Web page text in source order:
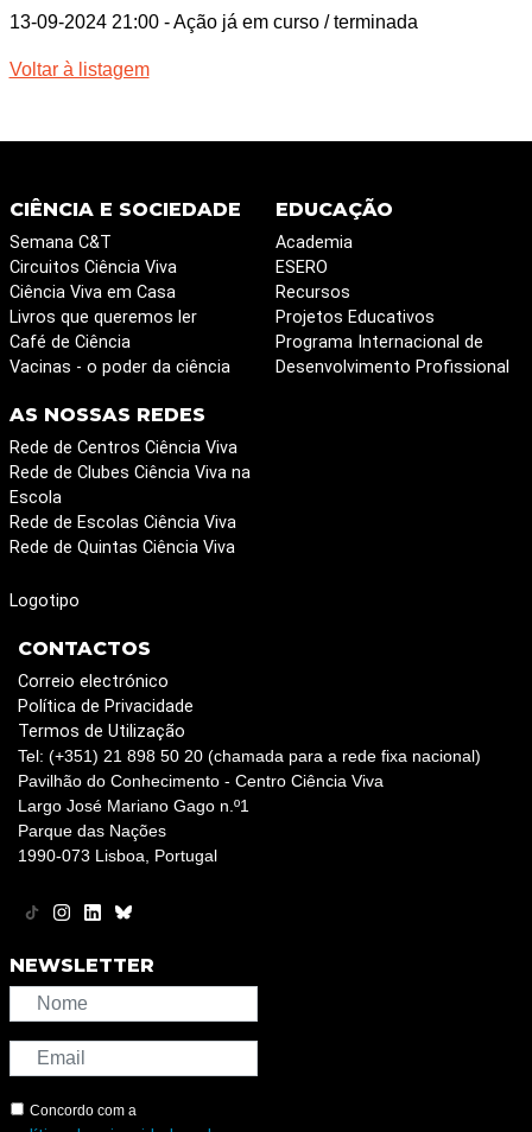
13-09-2024 21:00 - Ação já em curso / terminada
Voltar à listagem
CIÊNCIA E SOCIEDADE
Semana C&T
Circuitos Ciência Viva
Ciência Viva em Casa
Livros que queremos ler
Café de Ciência
Vacinas - o poder da ciência
EDUCAÇÃO
Academia
ESERO
Recursos
Projetos Educativos
Programa Internacional de
Desenvolvimento Profissional
AS NOSSAS REDES
Rede de Centros Ciência Viva
Rede de Clubes Ciência Viva na
Escola
Rede de Escolas Ciência Viva
Rede de Quintas Ciência Viva
Logotipo
CONTACTOS
Correio electrónico
Política de Privacidade
Termos de Utilização
Tel: (+351) 21 898 50 20 (chamada para a rede fixa nacional)
Pavilhão do Conhecimento - Centro Ciência Viva
Largo José Mariano Gago n.º1
Parque das Nações
1990-073 Lisboa, Portugal
NEWSLETTER
Concordo com a